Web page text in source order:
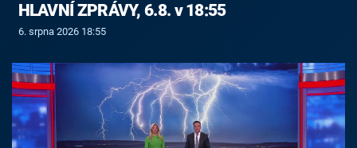
HLAVNÍ ZPRÁVY, 6.8. v 18:55
6. srpna 2026 18:55